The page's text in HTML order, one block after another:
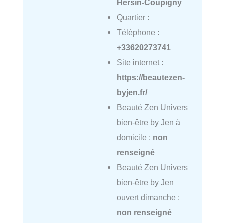
Hersin-Coupigny
Quartier :
Téléphone :
+33620273741
Site internet :
https://beautezen-
byjen.fr/
Beauté Zen Univers
bien-être by Jen à
domicile : non
renseigné
Beauté Zen Univers
bien-être by Jen
ouvert dimanche :
non renseigné